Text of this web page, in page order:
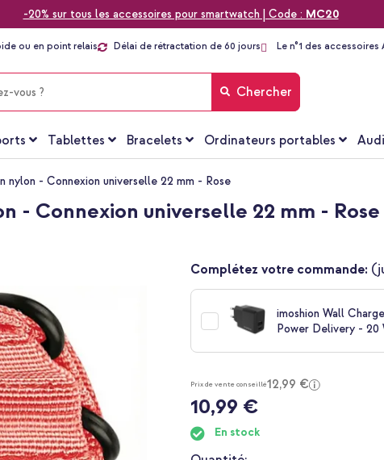
-20% sur tous les accessoires pour smartwatch | Code : MC20
ou en point relais Délai de rétractation de 60 jours Le n°1 des accessoires
Chercher
Tablettes Bracelets Ordinateurs portables
nylon - Connexion universelle 22 mm - Rose
- Connexion universelle 22 mm - Rose
Complétez votre commande:
imoshion Wall
Power Delivery -
Prix de vente conseillé12,99 €
10,99 €
En stock